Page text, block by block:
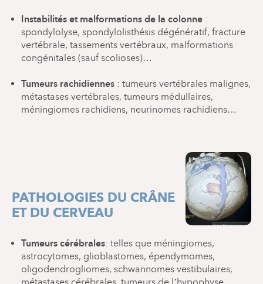
Instabilités et malformations de la colonne :
spondylolyse, spondylolisthésis dégénératif, fracture
vertébrale, tassements vertébraux, malformations
congénitales (sauf scolioses)…
Tumeurs rachidiennes : tumeurs vertébrales malignes,
métastases vertébrales, tumeurs médullaires,
méningiomes rachidiens, neurinomes rachidiens…
PATHOLOGIES DU CRÂNE
ET DU CERVEAU
Tumeurs cérébrales: telles que méningiomes,
astrocytomes, glioblastomes, épendymomes,
oligodendrogliomes, schwannomes vestibulaires,